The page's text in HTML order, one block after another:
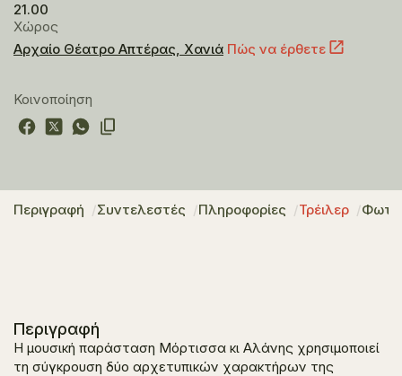
21.00
Χώρος
Αρχαίο Θέατρο Απτέρας, Χανιά Πώς να έρθετε
Κοινοποίηση
Περιγραφή Συντελεστές Πληροφορίες Τρέιλερ
Περιγραφή
Η μουσική παράσταση Μόρτισσα κι Αλάνης χρησιμοποιεί
τη σύγκρουση δύο αρχετυπικών χαρακτήρων της